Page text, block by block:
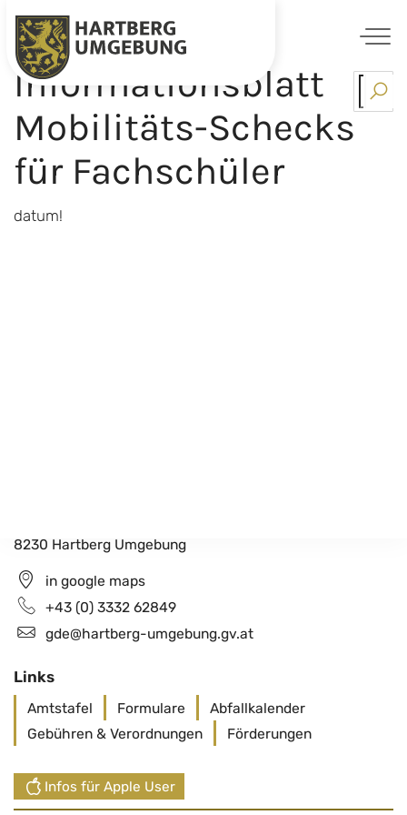
Skip
content
Informationsblatt
Mobilitäts-Schecks
für Fachschüler
datum!
8230 Hartberg Umgebung
in google maps
+43 (0) 3332 62849
gde@hartberg-umgebung.gv.at
Links
Amtstafel Formulare
Abfallkalender
Gebühren & Verordnungen
Förderungen
Infos für Apple User